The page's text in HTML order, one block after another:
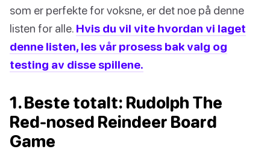
som er perfekte for voksne, er det noe på denne
listen for alle. Hvis du vil vite hvordan vi laget
denne listen, les vår prosess bak valg og
testing av disse spillene.
1. Beste totalt: Rudolph The
Red-nosed Reindeer Board
Game